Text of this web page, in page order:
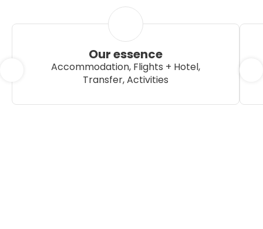
Our essence
Accommodation, Flights + Hotel,
Transfer, Activities